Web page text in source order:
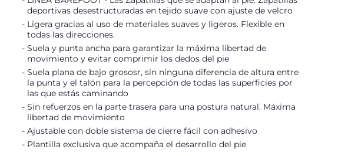
deportivas desestructuradas en tejido suave con ajuste de velcro
Ligera gracias al uso de materiales suaves y ligeros. Flexible en
todas las direcciones.
Suela y punta ancha para garantizar la máxima libertad de
movimiento y evitar comprimir los dedos del pie
Suela plana de bajo grososr, sin ninguna diferencia de altura entre
la punta y el talón para la percepción de todas las superficies por
las que estás caminando
Sin refuerzos en la parte trasera para una postura natural. Máxima
libertad de movimiento
Ajustable con doble sistema de cierre fácil con adhesivo
Plantilla exclusiva que acompaña el desarrollo del pie